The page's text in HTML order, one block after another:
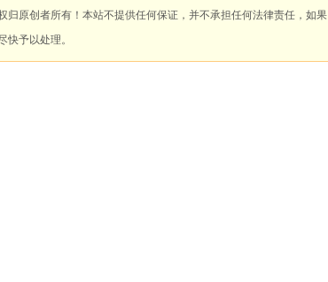
归原创者所有！本站不提供任何保证，并不承担任何法律责任，如果
予以处理。